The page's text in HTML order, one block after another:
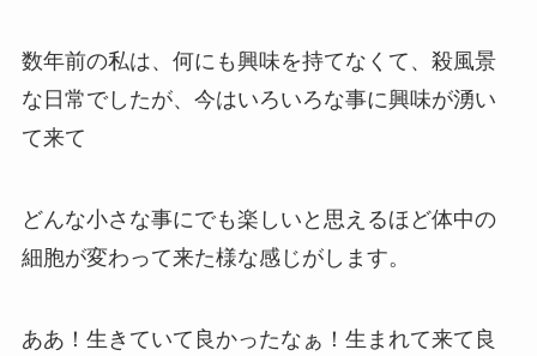
数年前の私は、何にも興味を持てなくて、殺風景
な日常でしたが、今はいろいろな事に興味が湧い
て来て
どんな小さな事にでも楽しいと思えるほど体中の
細胞が変わって来た様な感じがします。
ああ！生きていて良かったなぁ！生まれて来て良